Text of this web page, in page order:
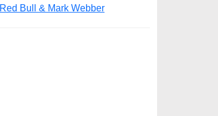
Red Bull & Mark Webber